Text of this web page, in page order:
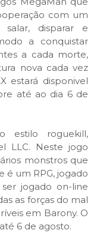
com um
salar, disparar e
a conquistar
a cada morte,
nova cada vez
estará disponivel
até ao dia 6 de
estilo roguekill,
LLC. Neste jogo
monstros que
é um RPG, jogado
jogado on-line
as forças do mal
em Barony. O
6 de agosto.